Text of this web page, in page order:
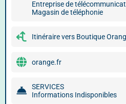
Entreprise de
Magasin de téléphonie
Itinéraire vers Boutique
orange.fr
SERVICES
Informations Indisponibles